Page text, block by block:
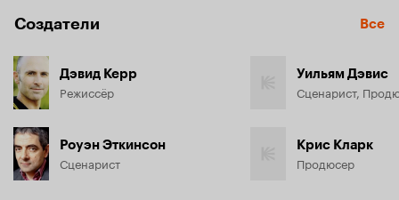
Создатели Все
Дэвид Керр
Режиссёр
Роуэн Эткинсон
Сценарист
Уильям Дэвис
Сценарист,
Крис Кларк
Продюсер